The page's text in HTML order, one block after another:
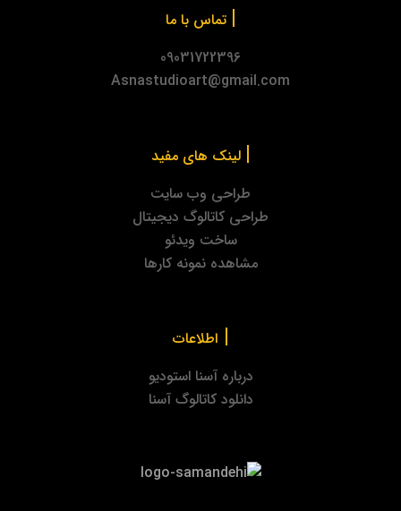
| تماس با ما
09031722396
Asnastudioart@gmail.com
| لینک های مفید
طراحی وب سایت
طراحی کاتالوگ دیجیتال
ساخت ویدئو
مشاهده نمونه کارها
|اطلاعات
درباره آسنا استودیو
دانلود کاتالوگ آسنا